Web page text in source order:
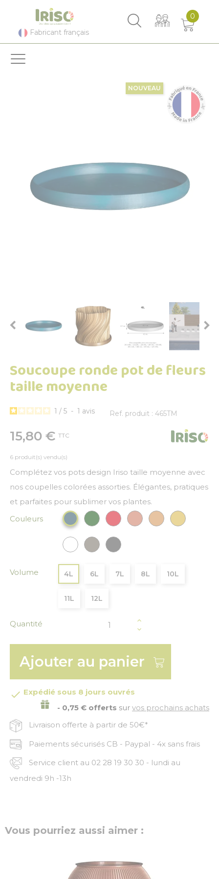
Fabricant français
0
NOUVEAU
 
Soucoupe ronde pot de fleurs
taille moyenne
1 / 5 - 1 avis Ref. produit : 465TM
15,80 € TTC
6 produit(s) vendu(s)
Complétez vos pots design Iriso taille moyenne avec
nos coupelles colorées assorties. Élégantes, pratiques
et parfaites pour sublimer vos plantes.
Couleurs
Bleu paonVert FoncéRougeCuivreBronzeOr
Blanc Gris Gris anthracite
Volume 4L 6L 7L 8L 10L
11L 12L
Quantité
Ajouter au panier
 Expédié sous 8 jours ouvrés
- 0,75 € offerts sur vos prochains achats
Livraison offerte à partir de 50€*
Paiements sécurisés CB - Paypal - 4x sans frais
Service client au 02 28 19 30 30 - lundi au
vendredi 9h -13h
Vous pourriez aussi aimer :
Panneau de gestion des cookies